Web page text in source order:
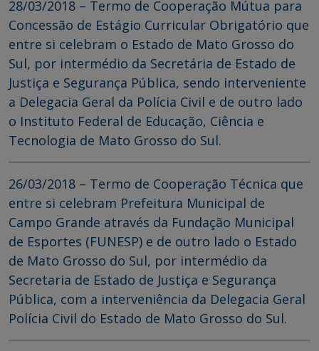
28/03/2018 – Termo de Cooperação Mútua para
Concessão de Estágio Curricular Obrigatório que
entre si celebram o Estado de Mato Grosso do
Sul, por intermédio da Secretária de Estado de
Justiça e Segurança Pública, sendo interveniente
a Delegacia Geral da Polícia Civil e de outro lado
o Instituto Federal de Educação, Ciência e
Tecnologia de Mato Grosso do Sul.
26/03/2018 – Termo de Cooperação Técnica que
entre si celebram Prefeitura Municipal de
Campo Grande através da Fundação Municipal
de Esportes (FUNESP) e de outro lado o Estado
de Mato Grosso do Sul, por intermédio da
Secretaria de Estado de Justiça e Segurança
Pública, com a interveniência da Delegacia Geral
Polícia Civil do Estado de Mato Grosso do Sul.